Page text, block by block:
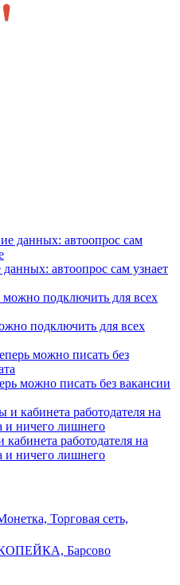
автоопрос сам узнает
подключить для всех
можно писать без вакансии
работодателя на
и ничего лишнего
Торговая сеть,
Барсово